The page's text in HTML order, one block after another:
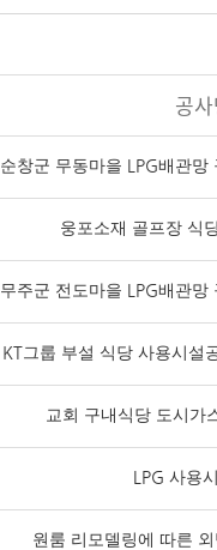
공
순창군 무동마을 LPG배관망
웅포소재 골프장 식
무주군 전도마을 LPG배관망
KT그룹 부설 식당 사용시설
교회 구내식당 도시가
LPG 사용
원룸 리모델링에 따른